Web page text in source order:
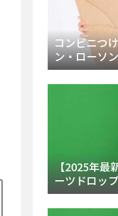
コンビニつ
ン・ローソ
ドンキや薬
法まとめ
【2025年
ーツドロッ
ンでの販売
徹底解説！